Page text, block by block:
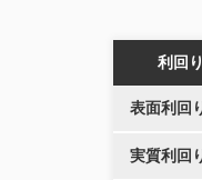
利回
表面利回
実質利回